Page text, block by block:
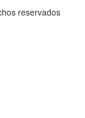
reservados